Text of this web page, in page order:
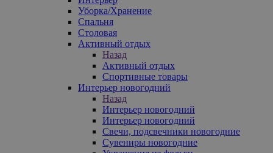
Уборка/Хранение
Спальня
Столовая
Активный отдых
Назад
Активный отдых
Спортивные товары
Интерьер новогодний
Назад
Интерьер новогодний
Интерьер новогодний
Свечи, подсвечники новогодние
Сувениры новогодние